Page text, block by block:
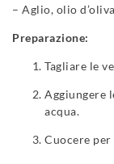
– Aglio, olio
Preparazione:
Tagliare le
Aggiungere
acqua.
Cuocere